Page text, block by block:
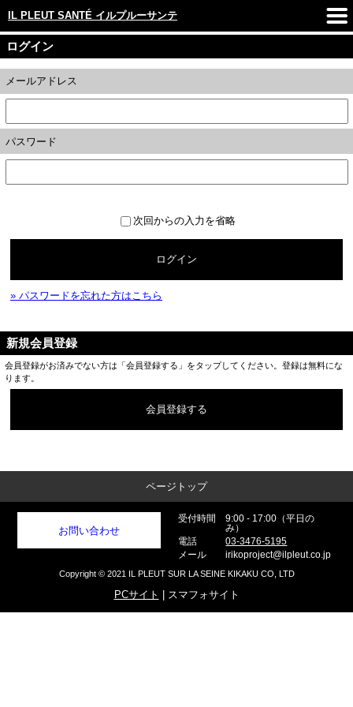
IL PLEUT SANTÉ イルプルーサンテ
ログイン
メールアドレス
パスワード
次回からの入力を省略
ログイン
» パスワードを忘れた方はこちら
新規会員登録
会員登録がお済みでない方は「会員登録する」をタップしてください。登録は無料にな
ります。
会員登録する
ページトップ
お問い合わせ
受付時間
9:00 - 17:00（平日の
み）
電話
03-3476-5195
メール
irikoproject@ilpleut.co.jp
Copyright © 2021 IL PLEUT SUR LA SEINE KIKAKU CO, LTD
PCサイト | スマフォサイト